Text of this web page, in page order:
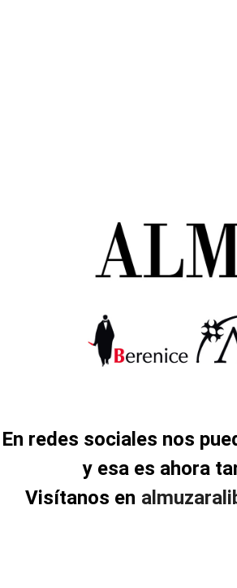
En redes sociales nos
y esa es ahora
Visítanos en